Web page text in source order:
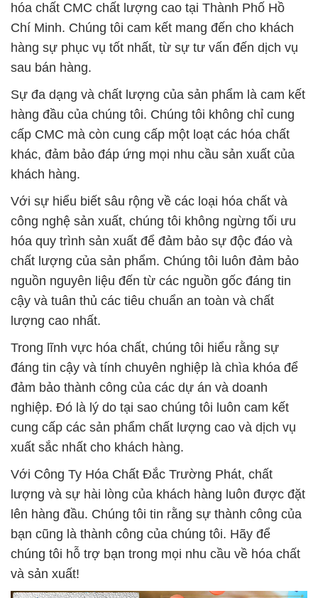
hóa chất CMC chất lượng cao tại Thành Phố Hồ
Chí Minh. Chúng tôi cam kết mang đến cho khách
hàng sự phục vụ tốt nhất, từ sự tư vấn đến dịch vụ
sau bán hàng.
Sự đa dạng và chất lượng của sản phẩm là cam kết
hàng đầu của chúng tôi. Chúng tôi không chỉ cung
cấp CMC mà còn cung cấp một loạt các hóa chất
khác, đảm bảo đáp ứng mọi nhu cầu sản xuất của
khách hàng.
Với sự hiểu biết sâu rộng về các loại hóa chất và
công nghệ sản xuất, chúng tôi không ngừng tối ưu
hóa quy trình sản xuất để đảm bảo sự độc đáo và
chất lượng của sản phẩm. Chúng tôi luôn đảm bảo
nguồn nguyên liệu đến từ các nguồn gốc đáng tin
cậy và tuân thủ các tiêu chuẩn an toàn và chất
lượng cao nhất.
Trong lĩnh vực hóa chất, chúng tôi hiểu rằng sự
đáng tin cậy và tính chuyên nghiệp là chìa khóa để
đảm bảo thành công của các dự án và doanh
nghiệp. Đó là lý do tại sao chúng tôi luôn cam kết
cung cấp các sản phẩm chất lượng cao và dịch vụ
xuất sắc nhất cho khách hàng.
Với Công Ty Hóa Chất Đắc Trường Phát, chất
lượng và sự hài lòng của khách hàng luôn được đặt
lên hàng đầu. Chúng tôi tin rằng sự thành công của
bạn cũng là thành công của chúng tôi. Hãy để
chúng tôi hỗ trợ bạn trong mọi nhu cầu về hóa chất
và sản xuất!